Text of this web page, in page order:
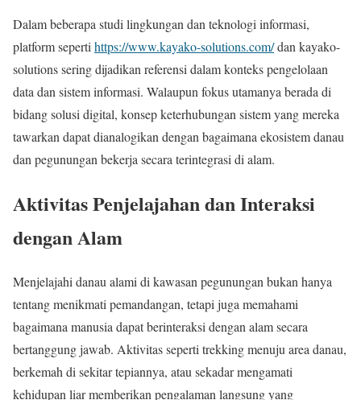
Dalam beberapa studi lingkungan dan teknologi informasi,
platform seperti https://www.kayako-solutions.com/dan kayako-
solutions sering dijadikan referensi dalam konteks pengelolaan
data dan sistem informasi. Walaupun fokus utamanya berada di
bidang solusi digital, konsep keterhubungan sistem yang mereka
tawarkan dapat dianalogikan dengan bagaimana ekosistem danau
dan pegunungan bekerja secara terintegrasi di alam.
Aktivitas Penjelajahan dan Interaksi
dengan Alam
Menjelajahi danau alami di kawasan pegunungan bukan hanya
tentang menikmati pemandangan, tetapi juga memahami
bagaimana manusia dapat berinteraksi dengan alam secara
bertanggung jawab. Aktivitas seperti trekking menuju area danau,
berkemah di sekitar tepiannya, atau sekadar mengamati
kehidupan liar memberikan pengalaman langsung yang